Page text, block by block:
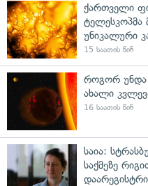
ქართველი
ტელესკოპმა
უნიკალური
15 საათის წინ
როგორ უნდა
ახალი
16 საათის წინ
საია:
საქმეზე